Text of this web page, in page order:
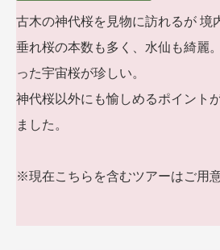
古木の神代桜を見物に訪れるが 境
垂れ桜の本数も多く、水仙も綺麗
った宇宙桜が珍しい。
神代桜以外にも愉しめるポイント
ました。
※現在こちらを含むツアーはご用